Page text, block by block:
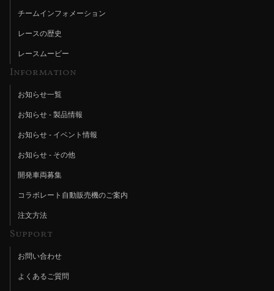
チームインフォメーション
レースの歴史
レースムービー
Information
お知らせ一覧
お知らせ - 製品情報
お知らせ - イベント情報
お知らせ - その他
開発車両募集
コラボレート自動販売機のご案内
注文方法
Support
お問い合わせ
よくあるご質問